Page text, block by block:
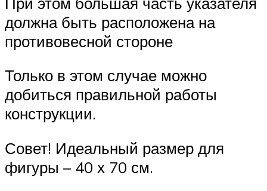
должна быть расположена на
противовесной стороне
Только в этом случае можно
добиться правильной работы
конструкции.
Совет! Идеальный размер для
фигуры – 40 х 70 см.